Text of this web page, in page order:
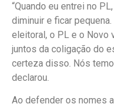
“Quando eu entrei no
diminuir e ficar
eleitoral, o PL e o Novo
juntos da coligação do
certeza disso. Nós
declarou.
Ao defender os nomes